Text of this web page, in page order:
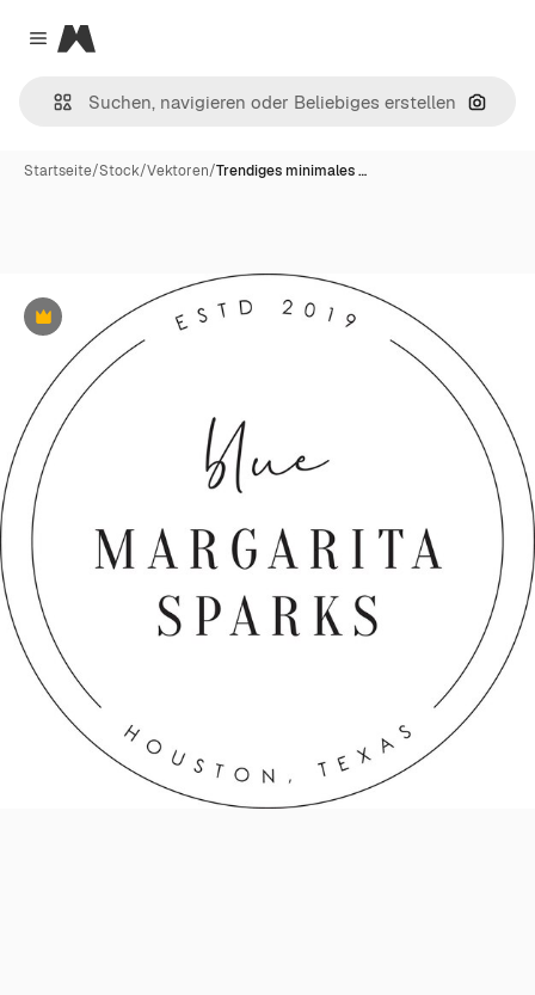
Close menu
Magnific
Nach
Startseite/Stock/Vektoren/Trendiges minimales …
Premium